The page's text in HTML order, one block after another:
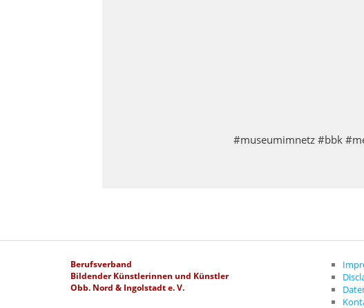
#museumimnetz #bbk
Berufsverband
Bildender Künstlerinnen und Künstler
Obb. Nord & Ingolstadt e. V.